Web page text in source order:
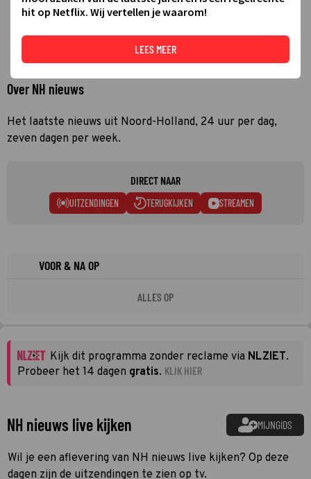
Over NH nieuws
Het laatste nieuws uit Noord-Holland, 24 uur per dag,
zeven dagen per week.
DIRECT NAAR
UITZENDINGEN TERUGKIJKEN STREAMEN
VOOR & NA OP
ALLES OP
Kijk dit programma zonder reclame via NLZIET.
Probeer het 14 dagen gratis. KLIK HIER
NH nieuws live kijken MIJNGIDS
Wil je een aflevering van NH nieuws live kijken? Op deze
dagen zijn de uitzendingen te zien op tv.
hit op Netflix. Wij vertellen je waarom!
LEES MEER